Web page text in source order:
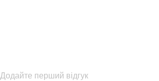
Додайте перший відгук